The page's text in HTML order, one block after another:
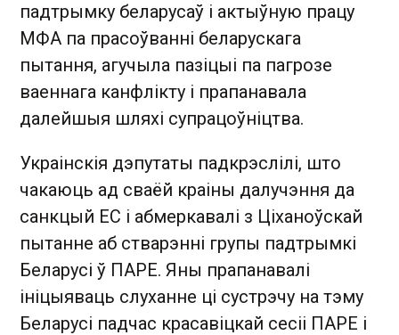
падтрымку беларусаў і актыўную працу
МФА па прасоўванні беларускага
пытання, агучыла пазіцыі па пагрозе
ваеннага канфлікту і прапанавала
далейшыя шляхі супрацоўніцтва.
Украінскія дэпутаты падкрэслілі, што
чакаюць ад сваёй краіны далучэння да
санкцый ЕС і абмеркавалі з Ціханоўскай
пытанне аб стварэнні групы падтрымкі
Беларусі ў ПАРЕ. Яны прапанавалі
ініцыяваць слуханне ці сустрэчу на тэму
Беларусі падчас красавіцкай сесіі ПАРЕ і